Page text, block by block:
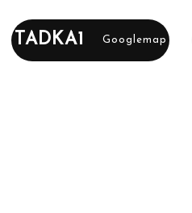
TADKA1 Googlemap